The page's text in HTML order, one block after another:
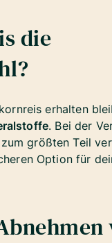
die
erhalten
. Bei der
größten Teil
Option für